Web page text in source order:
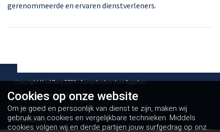
gerenommeerde en ervaren dienstverleners.
Copyright H vd Berg 2026 - Aangeboden doorAggeloo
Algemene voorwaarden
Disclaimer
Cookiebeleid
Cookies oponze website
Om je goed en persoonlijk van dienst te zijn, maken wij
gebruik van cookies en vergelijkbare technieken. Middels
cookies volgen wij en derde partijen jouw surfgedrag op onze